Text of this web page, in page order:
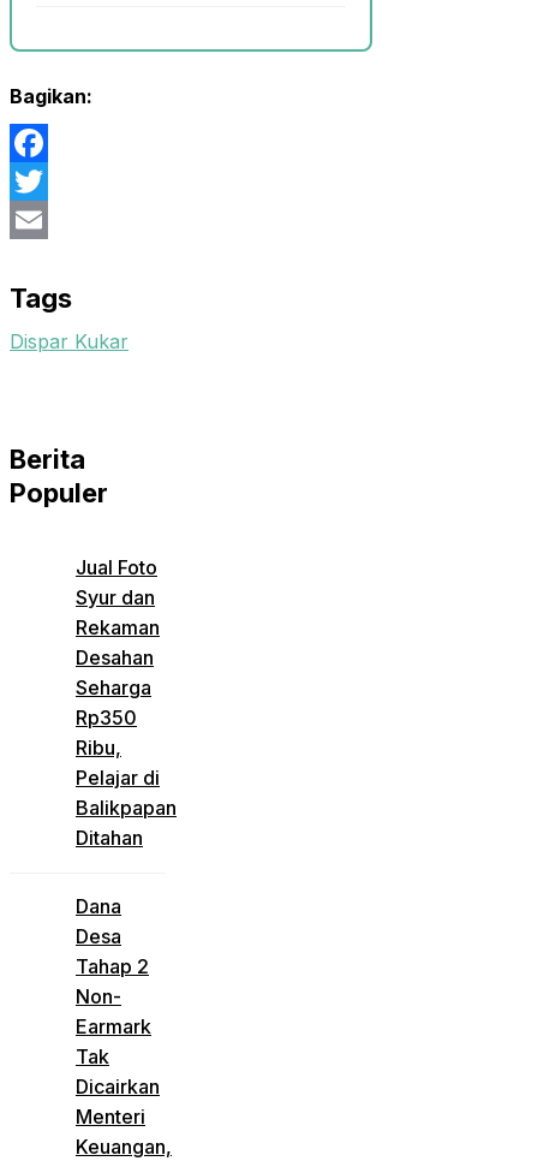
Bagikan:
Facebook
Twitter
Tags
Dispar Kukar
Berita
Populer
Jual Foto
Syur dan
Rekaman
Desahan
Seharga
Rp350
Ribu,
Pelajar di
Balikpapan
Ditahan
Dana
Desa
Tahap 2
Non-
Earmark
Tak
Dicairkan
Menteri
Keuangan,